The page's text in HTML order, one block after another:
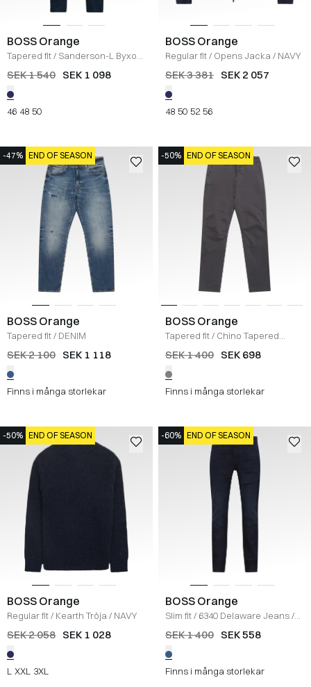
BOSS Orange
Tapered fit/ Sanderson-L Byxor
NAVY
SEK 1 540 SEK 1 098
46 48 50
BOSS Orange
Regular fit/ Opens Jacka / NAVY
SEK 3 381 SEK 2 057
48 50 52 56
-47% END OF SEASON
BOSS Orange
Tapered fit/ DENIM
SEK 2 100 SEK 1 118
Finns i många storlekar
-50% END OF SEASON
BOSS Orange
Tapered fit/ Chino Tapered
Byxor
GRÅ
SEK 1 400 SEK 698
Finns i många storlekar
-50% END OF SEASON
BOSS Orange
Regular fit/ Kearth Tröja / NAVY
SEK 2 058 SEK 1 028
L XXL 3XL
-60% END OF SEASON
BOSS Orange
Slim fit/ 6340 Delaware Jeans/
DENIM
SEK 1 400 SEK 558
Finns i många storlekar